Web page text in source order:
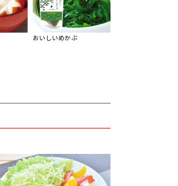
おいしいめかぶ